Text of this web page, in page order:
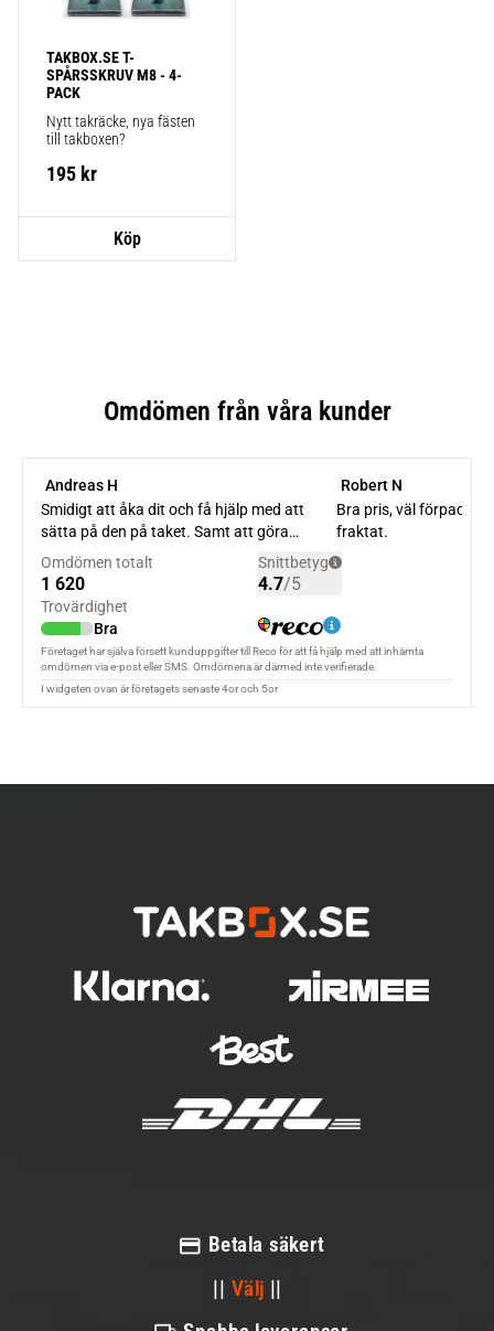
TAKBOX.SE T-
SPÅRSSKRUV M8 - 4-
PACK
Nytt takräcke, nya fästen
till takboxen?
195 kr
Betala säkert
|| Välj ||